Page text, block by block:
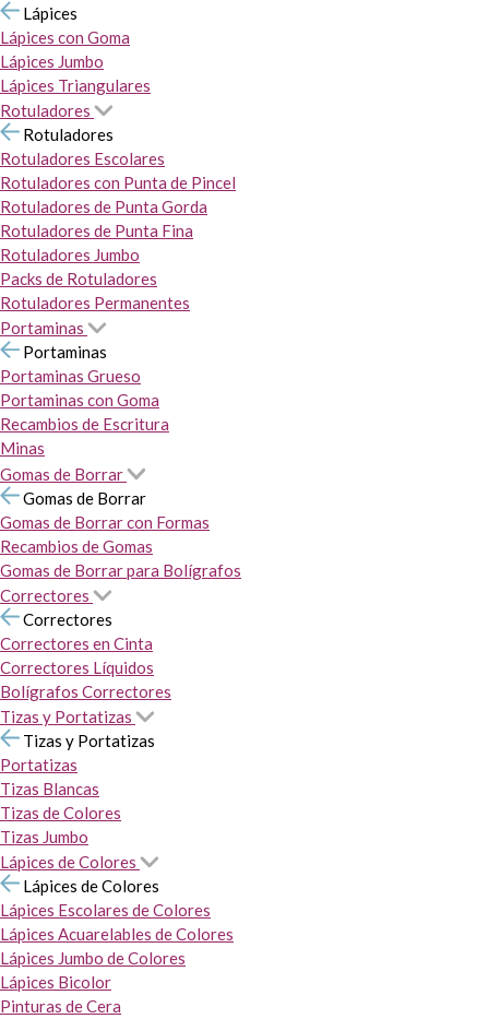
Lápices
Lápices con Goma
Lápices Jumbo
Lápices Triangulares
Rotuladores
Rotuladores
Rotuladores Escolares
Rotuladores con Punta de Pincel
Rotuladores de Punta Gorda
Rotuladores de Punta Fina
Rotuladores Jumbo
Packs de Rotuladores
Rotuladores Permanentes
Portaminas
Portaminas
Portaminas Grueso
Portaminas con Goma
Recambios de Escritura
Minas
Gomas de Borrar
Gomas de Borrar
Gomas de Borrar con Formas
Recambios de Gomas
Gomas de Borrar para Bolígrafos
Correctores
Correctores
Correctores en Cinta
Correctores Líquidos
Bolígrafos Correctores
Tizas y Portatizas
Tizas y Portatizas
Portatizas
Tizas Blancas
Tizas de Colores
Tizas Jumbo
Lápices de Colores
Lápices de Colores
Lápices Escolares de Colores
Lápices Acuarelables de Colores
Lápices Jumbo de Colores
Lápices Bicolor
Pinturas de Cera